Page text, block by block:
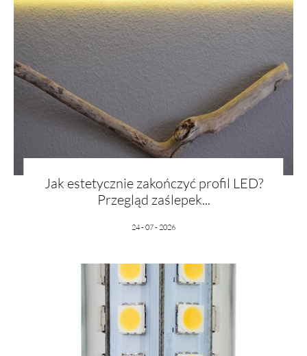
Jak estetycznie zakończyć profil LED?
Przegląd zaślepek...
24 - 07 - 2026